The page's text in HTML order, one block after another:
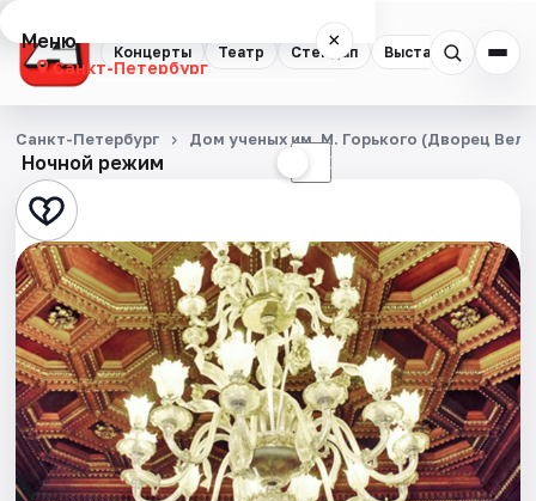
Концерты Театр Стендап Выставки
Меню ×
Санкт-Петербург
Концерты
Театр
Стендап
Выставки
Квесты
Экскурсии
Спорт
Ночной режим ☾
Санкт-Петербург Дом ученых им. М. Горького (Дворец